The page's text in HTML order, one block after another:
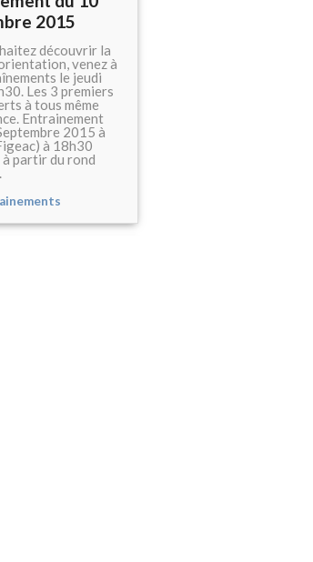
2015
découvrir la
venez à
le jeudi
Les 3 premiers
à tous même
Entrainement
2015 à
à 18h30
à partir du rond